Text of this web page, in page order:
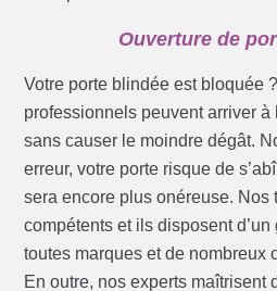
Ouverture de
Votre porte blindée est bloquée
professionnels peuvent arriver à
sans causer le moindre dégât.
erreur, votre porte risque de
sera encore plus onéreuse. Nos
compétents et ils disposent
toutes marques et de nombreux
En outre, nos experts maîtrisent